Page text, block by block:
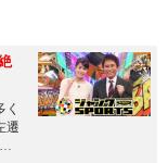
く
遷